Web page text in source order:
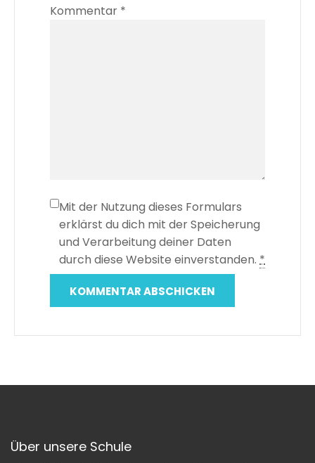
Kommentar *
Mit der Nutzung dieses Formulars
erklärst du dich mit der Speicherung
und Verarbeitung deiner Daten
durch diese Website einverstanden. *
Über unsere Schule